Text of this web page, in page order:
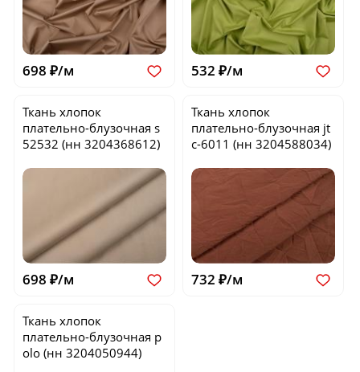
698 ₽/м 532 ₽/м
Ткань хлопок
плательно-блузочнаяs
52532 (нн 3204368612)
698 ₽/м
Ткань хлопок
плательно-блузочная jt
c-6011 (нн 3204588034)
732 ₽/м
Ткань хлопок
плательно-блузочная p
olo (нн 3204050944)